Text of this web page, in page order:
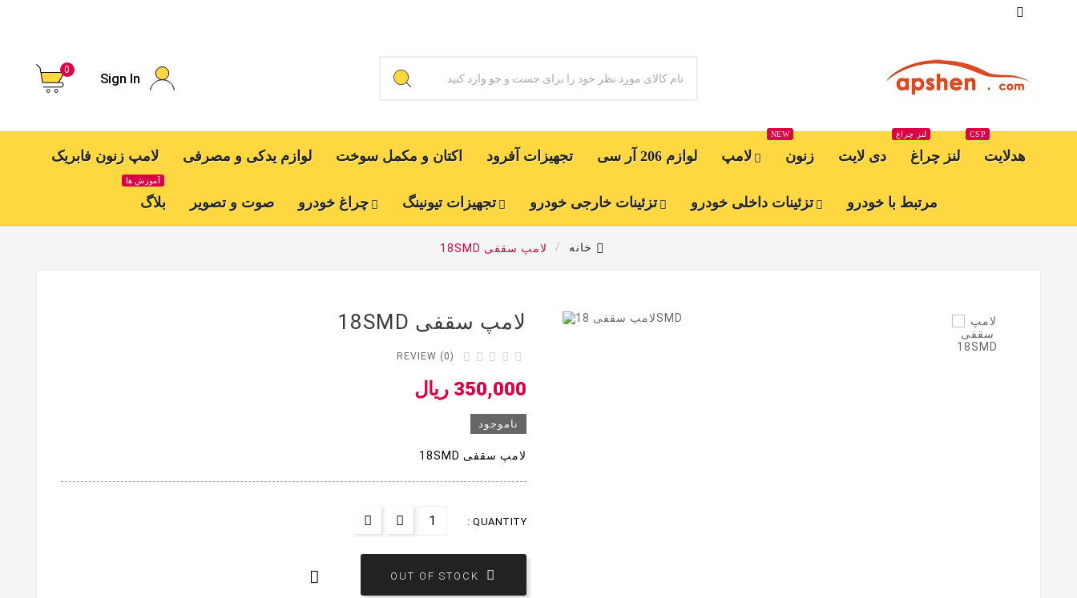

Sign In
0
هدلایت
CSP
لنز چراغ
لنز چراغ
دی لایت زنون
NEW
لامپ لوازم 206 آر سی تجهیزات آفرود اکتان و مکمل سوخت لوازم یدکی و مصرفی لامپ زنون فابریک
مرتبط با خودرو تزئینات داخلی خودرو تزئینات خارجی خودرو تجهیزات تیونینگ چراغ خودرو صوت و تصویر بلاگ
آموزش ها
خانه لامپ سقفی 18SMD
لامپ سقفی 18SMD





REVIEW (0)
350,000 ریال
ناموجود
لامپ سقفی 18SMD
QUANTITY :

OUT OF STOCK
